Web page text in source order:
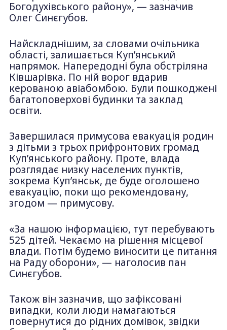
Богодухівського району», — зазначив
Олег Синєгубов.
Найскладнішим, за словами очільника
області, залишається Куп’янський
напрямок. Напередодні була обстріляна
Ківшарівка. По ній ворог вдарив
керованою авіабомбою. Були пошкоджені
багатоповерхові будинки та заклад
освіти.
Завершилася примусова евакуація родин
з дітьми з трьох прифронтових громад
Куп’янського району. Проте, влада
розглядає низку населених пунктів,
зокрема Куп’янськ, де буде оголошено
евакуацію, поки що рекомендовану,
згодом — примусову.
«За нашою інформацією, тут перебувають
525 дітей. Чекаємо на рішення місцевої
влади. Потім будемо виносити це питання
на Раду оборони», — наголосив пан
Синєгубов.
Також він зазначив, що зафіксовані
випадки, коли люди намагаються
повернутися до рідних домівок, звідки